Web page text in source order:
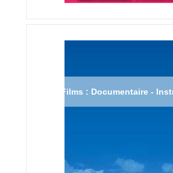
Films : Documentaire -